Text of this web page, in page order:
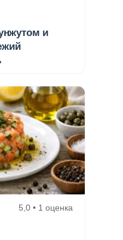
и
5,0 • 1 оценка